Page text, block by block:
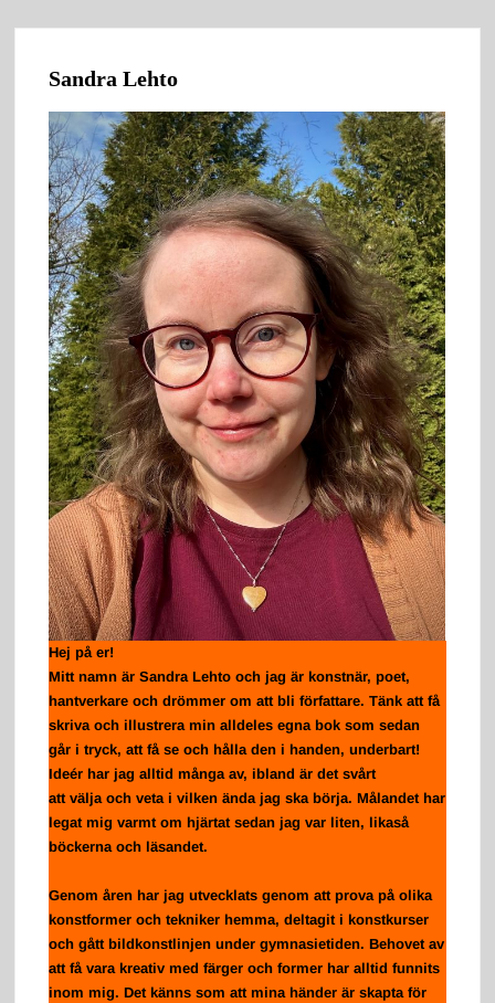
Sandra Lehto
Hej på er!
Mitt namn är Sandra Lehto och jag är konstnär, poet,
hantverkare och drömmer om att bli författare. Tänk att få
skriva och illustrera min alldeles egna bok som sedan
går i tryck, att få se och hålla den i handen, underbart!
Ideér har jag alltid många av, ibland är det svårt
att välja och veta i vilken ända jag ska börja. Målandet har
legat mig varmt om hjärtat sedan jag var liten, likaså
böckerna och läsandet.
Genom åren har jag utvecklats genom att prova på olika
konstformer och tekniker hemma, deltagit i konstkurser
och gått bildkonstlinjen under gymnasietiden. Behovet av
att få vara kreativ med färger och former har alltid funnits
inom mig. Det känns som att mina händer är skapta för